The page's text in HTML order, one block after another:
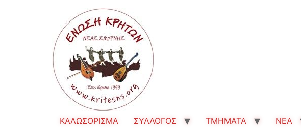
ΚΑΛΩΣΟΡΙΣΜΑ ΣΥΛΛΟΓΟΣ TMHMATA ΝΕΑ